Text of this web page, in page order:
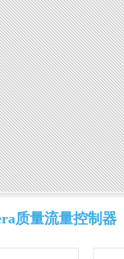
质量流量控制器